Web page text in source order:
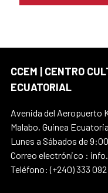
CCEM | CENTRO
ECUATORIAL
Avenida del Aeropuerto
Malabo, Guinea
Lunes a Sábados de
Correo electrónico :
Teléfono: (+240) 333 092